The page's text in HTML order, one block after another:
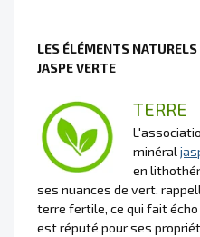
LES ÉLÉMENTS
JASPE VERTE
TERRE
minéral
en
ses nuances de vert,
terre fertile, ce qui fait
est réputé pour ses